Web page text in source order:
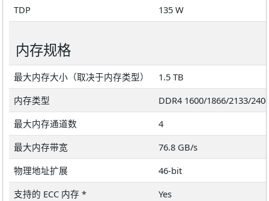
TDP
135 W
内存规格
最大内存大小（取决于内存类型）
1.5 TB
内存类型
DDR4 1600/1866/2133/
最大内存通道数
4
最大内存带宽
76.8 GB/s
物理地址扩展
46-bit
支持的 ECC 内存 *
Yes